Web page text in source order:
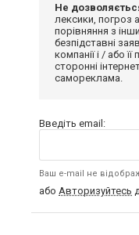
Не
лексики, погроз
порівняння з
безпідставні
компанії і / або
сторонні
самореклама.
Введіть email:
Ваш e-mail не
або Авторизуйтесь